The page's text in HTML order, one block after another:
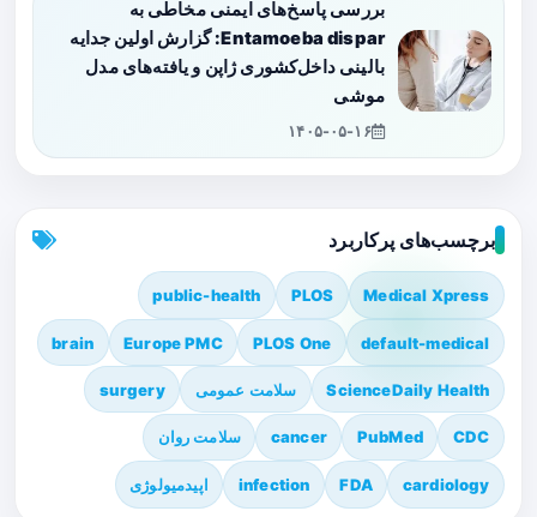
بررسی پاسخ‌های ایمنی مخاطی به
Entamoeba dispar: گزارش اولین جدایه
بالینی داخل‌کشوری ژاپن و یافته‌های مدل
موشی
۱۴۰۵-۰۵-۱۶
برچسب‌های پرکاربرد
Medical Xpress
PLOS
public-health
default-medical
PLOS One
Europe PMC
brain
ScienceDaily Health سلامت عمومی surgery
CDC
PubMed
cancer سلامت روان
cardiology
FDA
infection اپیدمیولوژی